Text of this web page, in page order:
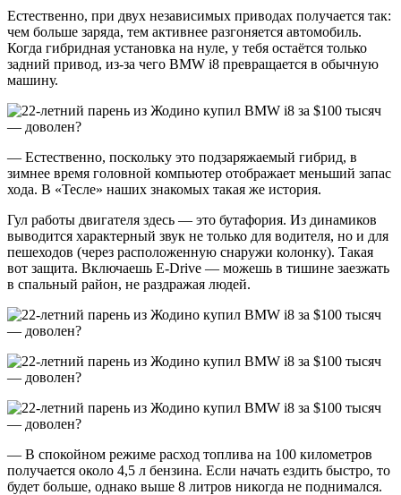
Естественно, при двух независимых приводах получается так:
чем больше заряда, тем активнее разгоняется автомобиль.
Когда гибридная установка на нуле, у тебя остаётся только
задний привод, из-за чего BMW i8 превращается в обычную
машину.
— Естественно, поскольку это подзаряжаемый гибрид, в
зимнее время головной компьютер отображает меньший запас
хода. В «Тесле» наших знакомых такая же история.
Гул работы двигателя здесь — это бутафория. Из динамиков
выводится характерный звук не только для водителя, но и для
пешеходов (через расположенную снаружи колонку). Такая
вот защита. Включаешь E-Drive — можешь в тишине заезжать
в спальный район, не раздражая людей.
— В спокойном режиме расход топлива на 100 километров
получается около 4,5 л бензина. Если начать ездить быстро, то
будет больше, однако выше 8 литров никогда не поднимался.